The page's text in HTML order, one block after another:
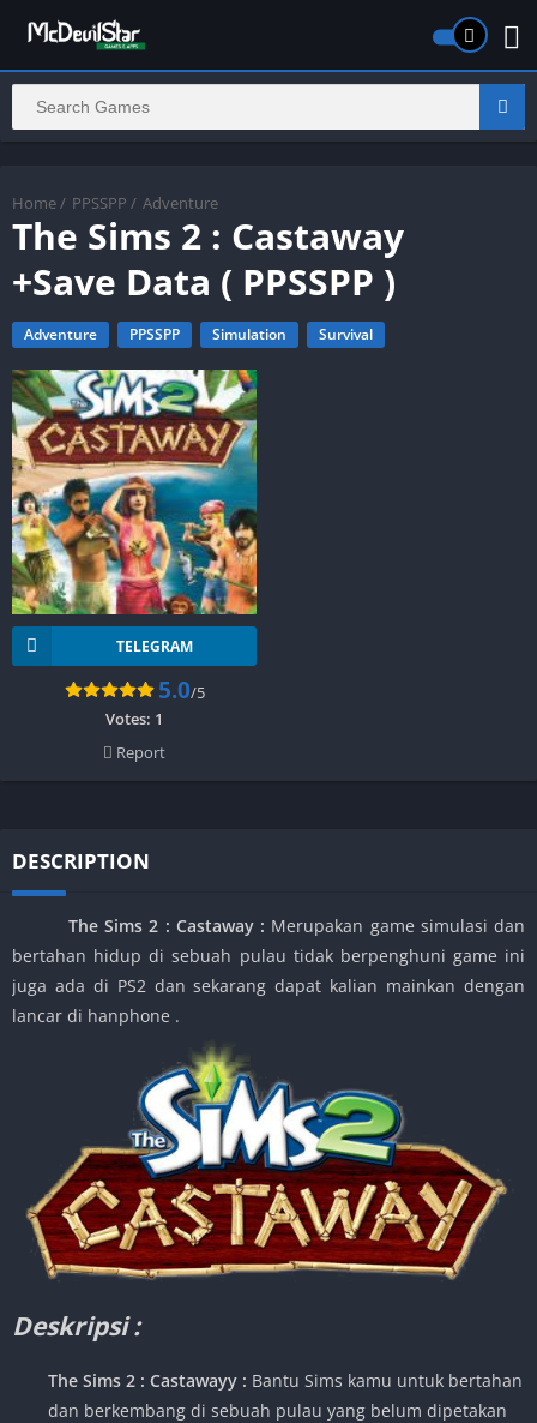
Home / PPSSPP / Adventure
The Sims 2 : Castaway
+Save Data ( PPSSPP )
Adventure PPSSPP Simulation Survival
TELEGRAM
5.0/5
Votes: 1
Report
DESCRIPTION
The Sims 2 : Castaway : Merupakan game simulasi dan
bertahan hidup di sebuah pulau tidak berpenghuni game ini
juga ada di PS2 dan sekarang dapat kalian mainkan dengan
lancar di hanphone .
Deskripsi :
The Sims 2 : Castawayy : Bantu Sims kamu untuk bertahan
dan berkembang di sebuah pulau yang belum dipetakan